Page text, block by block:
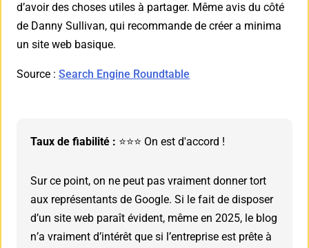
d’avoir des choses utiles à partager. Même avis du côté
de Danny Sullivan, qui recommande de créer a minima
un site web basique.
Source :Search Engine Roundtable
Taux de fiabilité : ⭐⭐⭐ On est d'accord !
Sur ce point, on ne peut pas vraiment donner tort
aux représentants de Google. Si le fait de disposer
d’un site web paraît évident, même en 2025, le blog
n’a vraiment d’intérêt que si l’entreprise est prête à